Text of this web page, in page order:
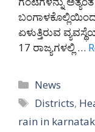
ಏಳುತ್ತಿರುವ
17 ರಾಜ್ಯಗಳಲ್ಲಿ …
Categories
News
Tags
Districts,
rain in